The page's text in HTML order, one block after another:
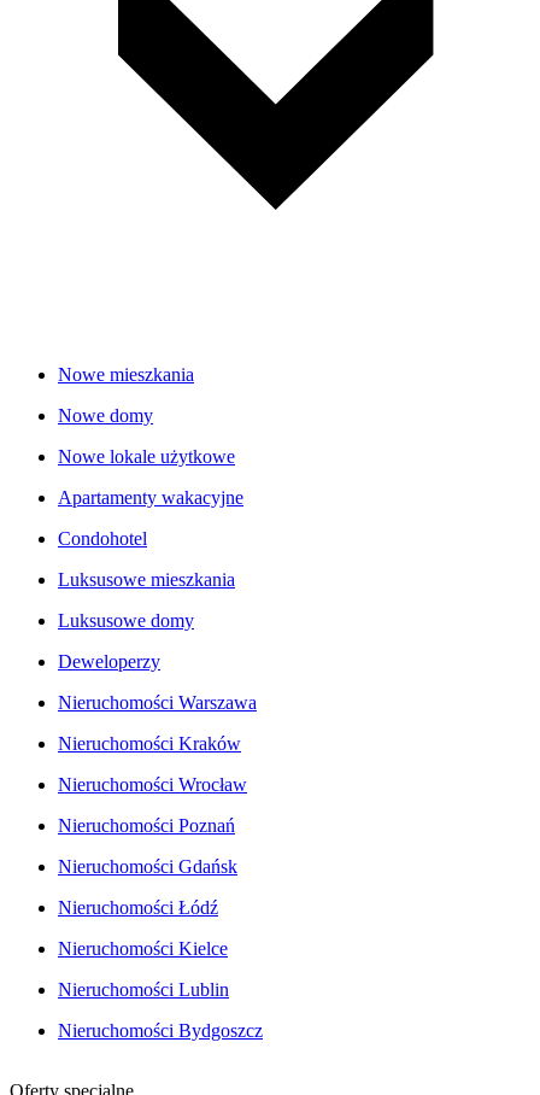
Nowe mieszkania
Nowe domy
Nowe lokale użytkowe
Apartamenty wakacyjne
Condohotel
Luksusowe mieszkania
Luksusowe domy
Deweloperzy
Nieruchomości Warszawa
Nieruchomości Kraków
Nieruchomości Wrocław
Nieruchomości Poznań
Nieruchomości Gdańsk
Nieruchomości Łódź
Nieruchomości Kielce
Nieruchomości Lublin
Nieruchomości Bydgoszcz
Oferty specjalne